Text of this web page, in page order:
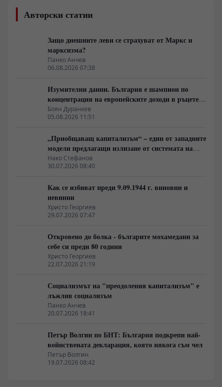
Авторски статии
Защо днешните леви се страхуват от Маркс и
марксизма?
Панко Анчев
06.08.2026 07:38
Изумителни данни. България е шампион по
концентрация на европейските доходи в ръцете
на най-богатия 1%, надминава и САЩ
Боян Дуранкев
05.08.2026 11:51
„Приобщаващ капитализъм“ – един от западните
модели предлагащи излизане от системата на
неолиберализма
Нако Стефанов
30.07.2026 08:40
Как се избиват преди 9.09.1944 г. виновни и
невинни
Христо Георгиев
29.07.2026 07:47
Откровено до болка - българите мохамедани за
себе си преди 80 години
Христо Георгиев
22.07.2026 21:19
Социализмът на "преодоления капитализъм" е
лъжлив социализъм
Панко Анчев
20.07.2026 18:41
Петър Волгин по БНТ: България подкрепи най-
войнствената декларация, която някога съм чел
Петър Волгин
19.07.2026 08:42